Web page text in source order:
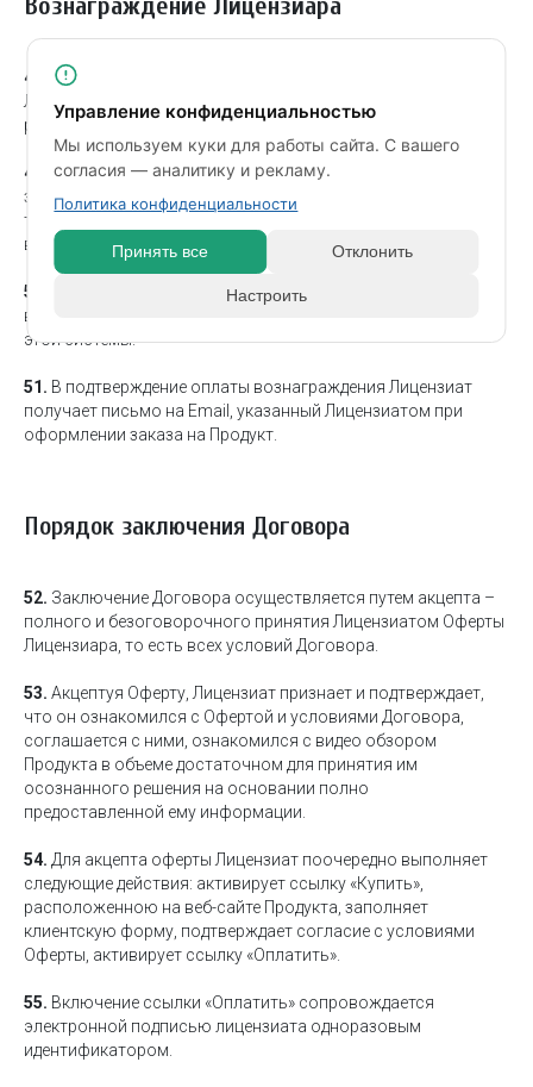
48.
За предоставление Лицензии Лицензиат уплачивает
Лицензиару вознаграждение согласно прайсу, который
расположен
https://memberlux.com/modules/
49.
Вознаграждение уплачивается единовременно при
заключении Договора перед получением Лицензиатом
технической возможности установить копию Продукта на
веб-сайте Лицензиата.
50.
Оплата вознаграждения осуществляется через
выбранную систему оплаты согласно правил и условий
этой системы.
51. В подтверждение оплаты вознаграждения Лицензиат
получает письмо на Email, указанный Лицензиатом при
оформлении заказа на Продукт.
Порядок заключения Договора
52. Заключение Договора осуществляется путем акцепта –
полного и безоговорочного принятия Лицензиатом Оферты
Лицензиара, то есть всех условий Договора.
53. Акцептуя Оферту, Лицензиат признает и подтверждает,
что он ознакомился с Офертой и условиями Договора,
соглашается с ними, ознакомился с видео обзором
Продукта в объеме достаточном для принятия им
осознанного решения на основании полно
предоставленной ему информации.
54. Для акцепта оферты Лицензиат поочередно выполняет
следующие действия: активирует ссылку «Купить»,
расположенною на веб-сайте Продукта, заполняет
клиентскую форму, подтверждает согласие с условиями
Оферты, активирует ссылку «Оплатить».
55. Включение ссылки «Оплатить» сопровождается
электронной подписью лицензиата одноразовым
идентификатором.
Управление конфиденциальностью
Мы используем куки для работы сайта. С вашего
согласия — аналитику и рекламу.
Политика конфиденциальности
Принять все Отклонить
Настроить